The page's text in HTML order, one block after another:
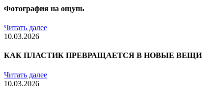
Фотография на ощупь
Читать далее
10.03.2026
КАК ПЛАСТИК ПРЕВРАЩАЕТСЯ В НОВЫЕ ВЕЩИ
Читать далее
10.03.2026